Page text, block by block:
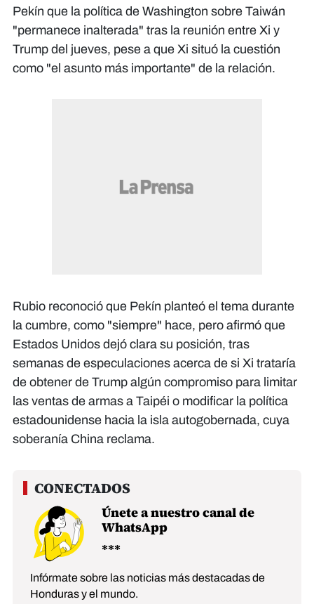
Pekín que la política de Washington sobre Taiwán
"permanece inalterada" tras la reunión entre Xi y
Trump del jueves, pese a que Xi situó la cuestión
como "el asunto más importante" de la relación.
Rubio reconoció que Pekín planteó el tema durante
la cumbre, como "siempre" hace, pero afirmó que
Estados Unidos dejó clara su posición, tras
semanas de especulaciones acerca de si Xi trataría
de obtener de Trump algún compromiso para limitar
las ventas de armas a Taipéi o modificar la política
estadounidense hacia la isla autogobernada, cuya
soberanía China reclama.
Únete a nuestro canal de
WhatsApp
Infórmate sobre las noticias más destacadas de
Honduras y el mundo.